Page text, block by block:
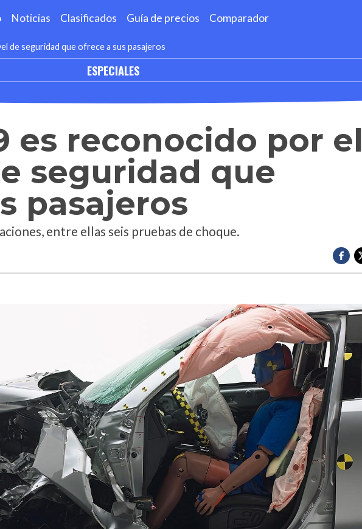
Noticias Clasificados Guía de precios Comparador
de seguridad que ofrece a sus pasajeros
ESPECIALES
es reconocido por el
seguridad que
pasajeros
entre ellas seis pruebas de choque.